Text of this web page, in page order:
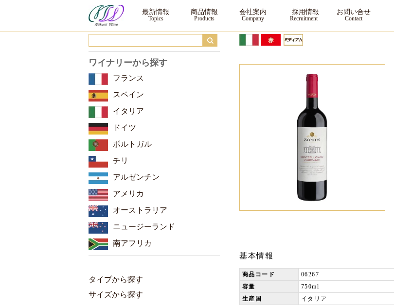
ゾーニン クラシチ モンテプルチアーノ・ダブルッツォ DOC ｜ ワイン ｜三国ワイン
最新情報 商品情報 会社案内 採用情報 お問い合せ
基本情報
商品コード 06267
容量
750ml
生産国
イタリア
ワイナリーから探す
フランス
スペイン
イタリア
ドイツ
ポルトガル
チリ
アルゼンチン
アメリカ
オーストラリア
ニュージーランド
南アフリカ
タイプから探す
サイズから探す